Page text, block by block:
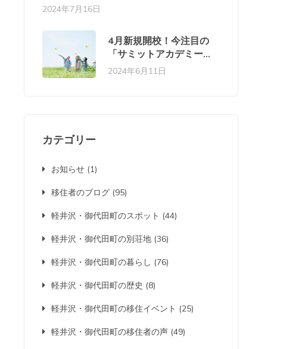
2024年7月16日
4月新規開校！今注目の
「サミットアカデミーエ
レメンタリースクール佐
2024年6月11日
カテゴリー
お知らせ (1)
移住者のブログ (95)
軽井沢・御代田町のスポット (44)
軽井沢・御代田町の別荘地 (36)
軽井沢・御代田町の暮らし (76)
軽井沢・御代田町の歴史 (8)
軽井沢・御代田町の移住イベント (25)
軽井沢・御代田町の移住者の声 (49)